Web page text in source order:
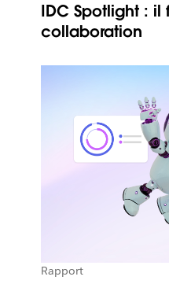
IDC Spotlight : il
collaboration
Rapport